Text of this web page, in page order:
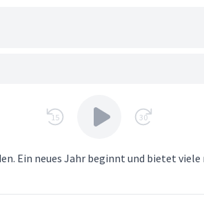
15 30
Ein neues Jahr beginnt und bietet